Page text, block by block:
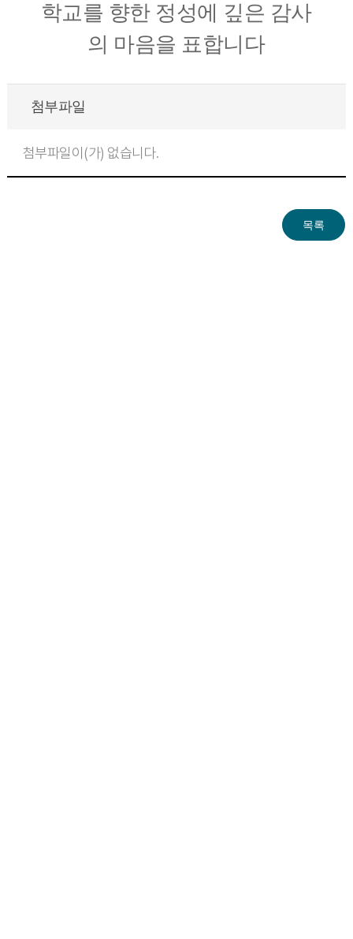
학교를 향한 정성에 깊은 감사
의 마음을 표합니다
첨부파일
첨부파일이(가) 없습니다.